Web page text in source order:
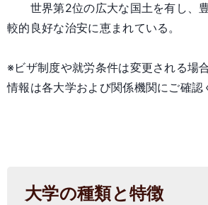
世界第2位の広大な国土を有し、
較的良好な治安に恵まれている。
※ビザ制度や就労条件は変更される場
情報は各大学および関係機関にご確認
大学の種類と特徴